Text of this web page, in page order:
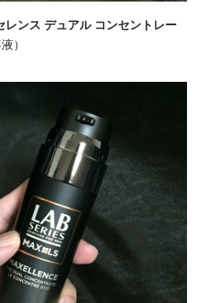
レンス デュアル コンセントレー
）